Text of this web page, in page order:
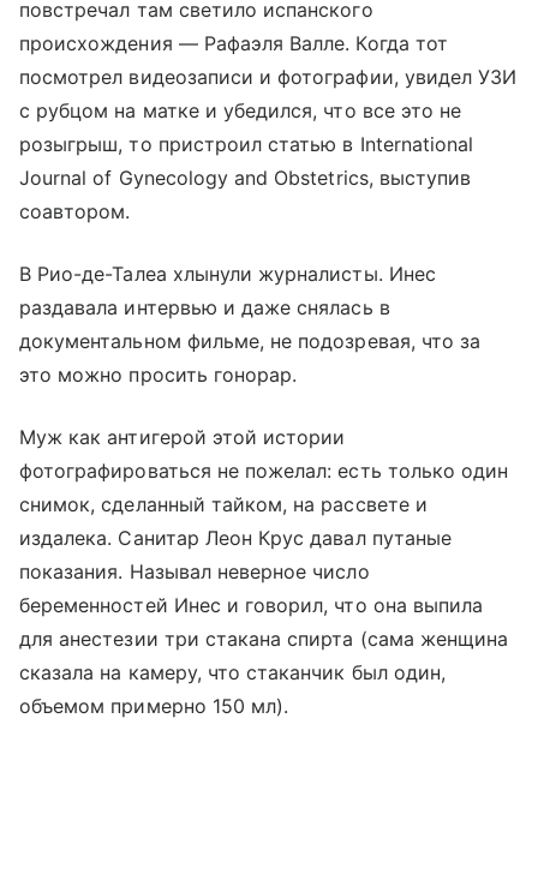
повстречал там светило испанского
происхождения — Рафаэля Валле. Когда тот
посмотрел видеозаписи и фотографии, увидел УЗИ
с рубцом на матке и убедился, что все это не
розыгрыш, то пристроил статью в International
Journal of Gynecology and Obstetrics, выступив
соавтором.
В Рио-де-Талеа хлынули журналисты. Инес
раздавала интервью и даже снялась в
документальном фильме, не подозревая, что за
это можно просить гонорар.
Муж как антигерой этой истории
фотографироваться не пожелал: есть только один
снимок, сделанный тайком, на рассвете и
издалека. Санитар Леон Крус давал путаные
показания. Называл неверное число
беременностей Инес и говорил, что она выпила
для анестезии три стакана спирта (сама женщина
сказала на камеру, что стаканчик был один,
объемом примерно 150 мл).